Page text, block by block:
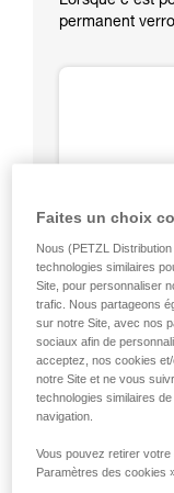
permanent
Pas de
de
Faites un choix
Nous (PETZL
technologies similaires
Site, pour personnaliser
trafic. Nous partageons
sur notre Site, avec nos
sociaux afin de
acceptez, nos cookies
notre Site et ne vous
technologies similaires
navigation.
Vous pouvez retirer
Paramètres des cookies